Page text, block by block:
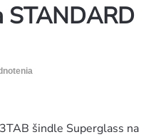
STANDARD
šindle Superglass na